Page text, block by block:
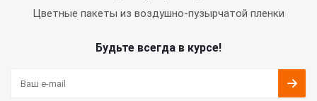
Цветные пакеты из воздушно-пузырчатой пленки
Будьте всегда в курсе!